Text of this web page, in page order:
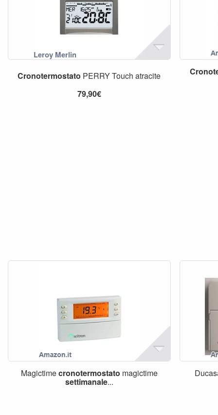
Cronotermostato PERRY Touch atracite
79,90€
Magictimecronotermostato magictime
settimanale...